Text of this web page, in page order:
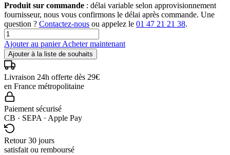
Produit sur commande : délai variable selon approvisionnement
fournisseur, nous vous confirmons le délai après commande. Une
question ? Contactez-nous ou appelez le 01 47 21 21 38.
Ajouter au panierAcheter maintenant
Ajouter à la liste de souhaits
Livraison 24h offerte dès 29€
en France métropolitaine
Paiement sécurisé
CB · SEPA · Apple Pay
Retour 30 jours
satisfait ou remboursé